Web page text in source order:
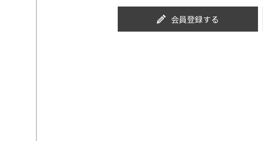
会員登録する